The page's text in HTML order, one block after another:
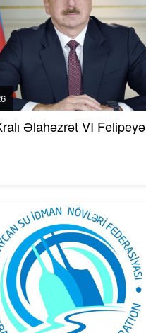
Əlahəzrət VI Felipeyə